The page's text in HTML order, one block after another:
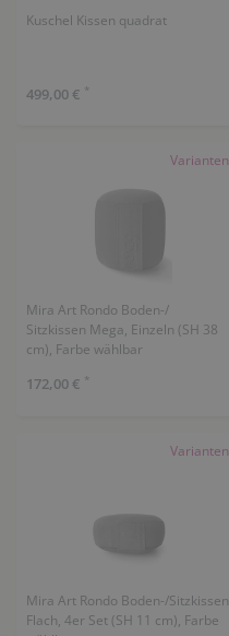
Kuschel Kissen quadrat
499,00 € *
Varianten
Mira Art Rondo Boden-/
Sitzkissen Mega, Einzeln (SH 38
cm), Farbe wählbar
172,00 € *
Varianten
Mira Art Rondo Boden-/Sitzkissen
Flach, 4er Set (SH 11 cm), Farbe